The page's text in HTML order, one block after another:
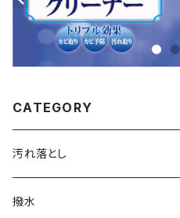
CATEGORY
汚れ落とし
カビ取り＆クリーナー
撥水